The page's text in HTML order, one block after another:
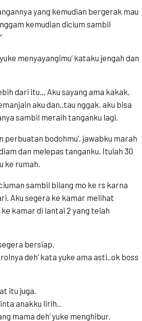
yang kemudian bergerak mau
kemudian dicium sambil
menyayangimu’ kataku jengah dan
dari itu.., Aku sayang ama kakak,
aku dan..tau nggak, aku bisa
sambil meraih tanganku lagi.
perbuatan bodohmu’, jawabku marah
dan melepas tanganku. Itulah 30
ke rumah.
sambil bilang mo ke rs karna
Aku segera ke kamar melihat
kamar di lantai 2 yang telah
bersiap.
deh’ kata yuke ama asti..ok boss
itu juga.
anakku lirih..
mama deh’ yuke menghibur.